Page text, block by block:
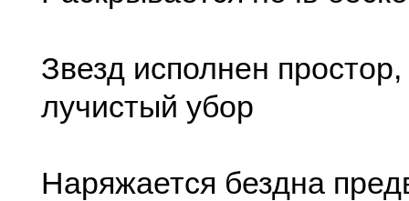
Звезд исполнен простор,
лучистый убор
Наряжается бездна